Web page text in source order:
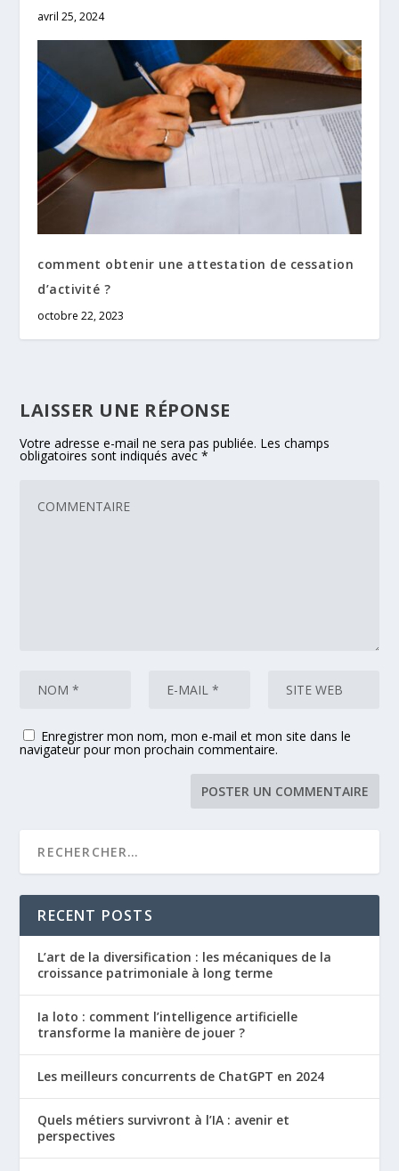
avril 25, 2024
comment obtenir une attestation de cessation
d’activité ?
octobre 22, 2023
LAISSER UNE RÉPONSE
Votre adresse e-mail ne sera pas publiée. Les champs
obligatoires sont indiqués avec*
Enregistrer mon nom, mon e-mail et mon site dans le
navigateur pour mon prochain commentaire.
RECENT POSTS
L’art de la diversification : les mécaniques de la
croissance patrimoniale à long terme
Ia loto : comment l’intelligence artificielle
transforme la manière de jouer ?
Les meilleurs concurrents de ChatGPT en 2024
Quels métiers survivront à l’IA : avenir et
perspectives